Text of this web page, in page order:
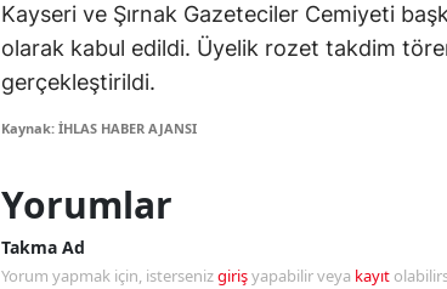
Trabzon
Tunceli
Yozgat
Kayseri ve Şırnak Gazeteciler Cemiyeti
olarak kabul edildi. Üyelik rozet takdim
gerçekleştirildi.
Kaynak: İHLAS HABER AJANSI
Yorumlar
Takma Ad
Yorum yapmak için, istersenizgirişyapabilir veya kayıt